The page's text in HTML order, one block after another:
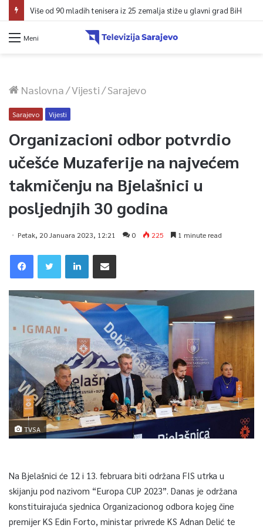
Više od 90 mladih tenisera iz 25 zemalja stiže u glavni grad BiH
Meni
Naslovna/Vijesti/Sarajevo
Sarajevo Vijesti
Organizacioni odbor potvrdio
učešće Muzaferije na najvećem
takmičenju na Bjelašnici u
posljednjih 30 godina
Petak, 20 Januara 2023, 12:21 0 225 1 minute read
TVSA
Na Bjelašnici će 12 i 13. februara biti održana FIS utrka u
skijanju pod nazivom “Europa CUP 2023”. Danas je održana
konstituirajuća sjednica Organizacionog odbora kojeg čine
premijer KS Edin Forto, ministar privrede KS Adnan Delić te